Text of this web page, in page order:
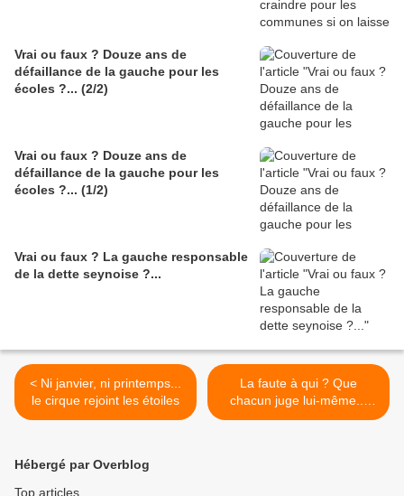
Vrai ou faux ? Douze ans de
défaillance de la gauche pour les
écoles ?... (2/2)
Vrai ou faux ? Douze ans de
défaillance de la gauche pour les
écoles ?... (1/2)
Vrai ou faux ? La gauche responsable
de la dette seynoise ?...
< Ni janvier, ni printemps...
le cirque rejoint les étoiles
La faute à qui ? Que
chacun juge lui-même...
(2/5) >
Hébergé par Overblog
Top articles